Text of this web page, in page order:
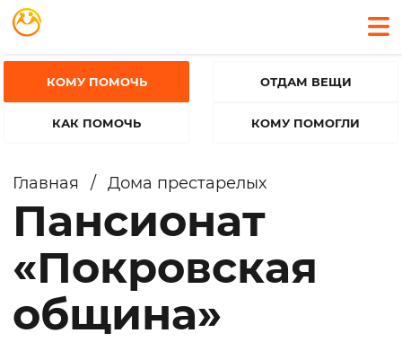
КОМУ ПОМОЧЬ
КАК ПОМОЧЬ
ОТДАМ ВЕЩИ
КОМУ ПОМОГЛИ
Главная / Дома престарелых
Пансионат
«Покровская
община»